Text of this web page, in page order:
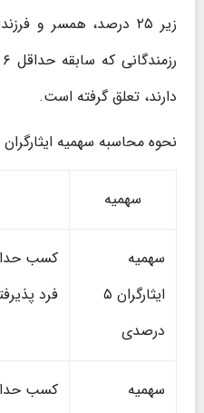
زیر ۲۵ درصد، همسر و
دارند، تعلق گرفته است.
نحوه محاسبه سهمیه
سهمیه
سهمیه
ایثارگران ۵
درصدی
فرد
سهمیه